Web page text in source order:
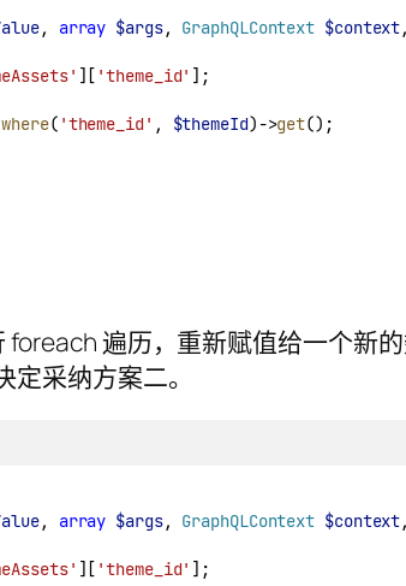
, array $args, GraphQLContext $context
][ 'theme_id' ];
where( 'theme_id' , $themeId)->get();
遍历，重新赋值给一个新
采纳方案二。
, array $args, GraphQLContext $context
][ 'theme_id' ];